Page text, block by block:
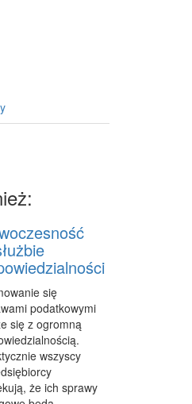
METALOWY
KOMISY
RELATIONS
REKLAMOWE
REKLAMOWE
się
podatkowymi
się z ogromną
wszyscy
że ich sprawy